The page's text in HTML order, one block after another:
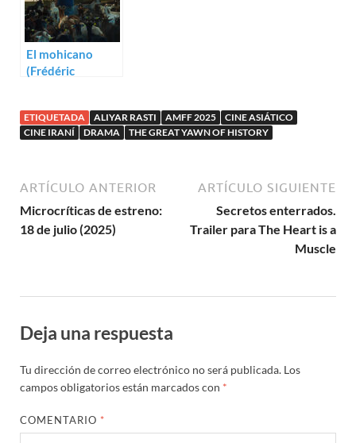
El mohicano
(Frédéric
ETIQUETADA ALIYAR RASTI AMFF 2025
CINE ASIÁTICO
CINE IRANÍ
DRAMA THE GREAT YAWN OF HISTORY
ARTÍCULO ANTERIOR
Microcríticas de estreno:
18 de julio (2025)
ARTÍCULO SIGUIENTE
Secretos enterrados.
Trailer para The Heart is a
Muscle
Deja una respuesta
Tu dirección de correo electrónico no será publicada. Los
campos obligatorios están marcados con *
COMENTARIO *